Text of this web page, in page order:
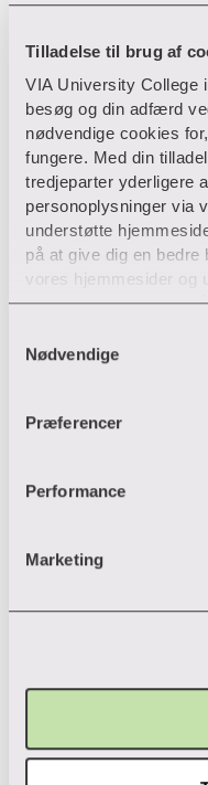
Tilladelse til brug af
VIA University College
besøg og din adfærd
nødvendige cookies
fungere. Med din
tredjeparter yderligere
personoplysninger via
understøtte
på at give dig en
vores hjemmesider og
analyser samt for at
Du kan til enhver tid
nederst til venstre på
personoplysninger i
Nødvendige
Præferencer
Performance
Marketing
Artikel
Bekymret for
Få fem gode råd til,
bekymring for at gå